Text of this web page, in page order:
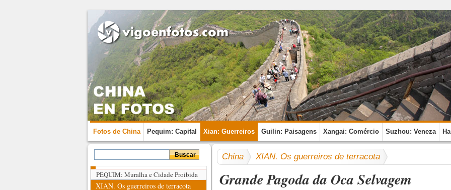
Fotos de China Pequim: Capital Xian: Guerreiros Guilin: Paisagens Xangai: Comércio Suzhou: Veneza
China XIAN. Os guerreiros de terracota
Grande Pagoda da Oca Selvagem
PEQUIM: Muralha e Cidade Proibida
XIAN. Os guerreiros de terracota